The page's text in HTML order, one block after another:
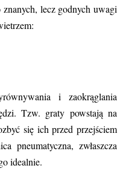
lecz godnych uwagi
i zaokrąglania
Tzw. graty powstają na
się ich przed przejściem
pneumatyczna, zwłaszcza
idealnie.